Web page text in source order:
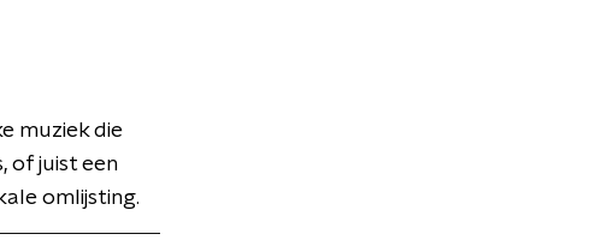
muziek die
of juist een
omlijsting.